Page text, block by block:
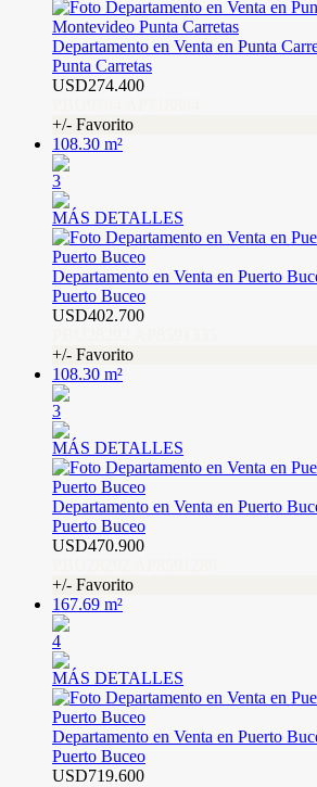
Departamento en Venta en Punta
Punta Carretas
USD274.400
+/- Favorito
108.30 m²
3
MÁS DETALLES
Departamento en Venta en Puerto
Puerto Buceo
USD402.700
+/- Favorito
108.30 m²
3
MÁS DETALLES
Departamento en Venta en Puerto
Puerto Buceo
USD470.900
+/- Favorito
167.69 m²
4
MÁS DETALLES
Departamento en Venta en Puerto
Puerto Buceo
USD719.600